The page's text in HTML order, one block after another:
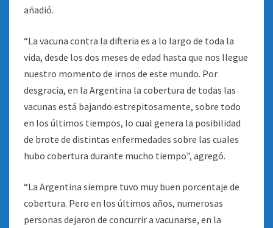
añadió.
“La vacuna contra la difteria es a lo largo de toda la
vida, desde los dos meses de edad hasta que nos llegue
nuestro momento de irnos de este mundo. Por
desgracia, en la Argentina la cobertura de todas las
vacunas está bajando estrepitosamente, sobre todo
en los últimos tiempos, lo cual genera la posibilidad
de brote de distintas enfermedades sobre las cuales
hubo cobertura durante mucho tiempo”, agregó.
“La Argentina siempre tuvo muy buen porcentaje de
cobertura. Pero en los últimos años, numerosas
personas dejaron de concurrir a vacunarse, en la